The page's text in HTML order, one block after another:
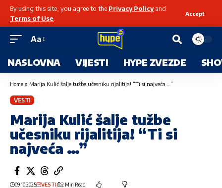
By using this site, you agree to the Privacy Policyand
Terms of Use
Accept
Aa
NASLOVNA VIJESTI HYPE ZVEZDE
Home » Marija Kulić šalje tužbe učesniku rijalitija! “Ti si najveća …”
VESTI
Marija Kulić šalje tužbe
učesniku rijalitija! “Ti si
najveća …”
09.10.2025 VESTI 2 Min Read